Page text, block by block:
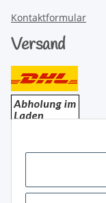
Kontaktformular
Versand